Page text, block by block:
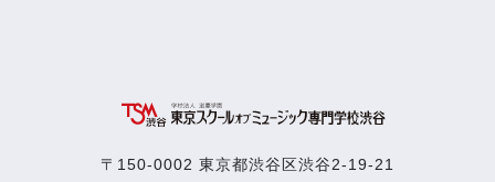
〒150-0002 東京都渋谷区渋谷2-19-21